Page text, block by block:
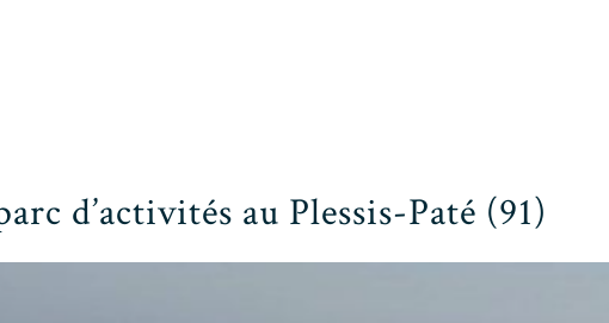
d’activités au Plessis-Paté (91)